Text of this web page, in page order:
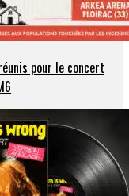
pour le concert